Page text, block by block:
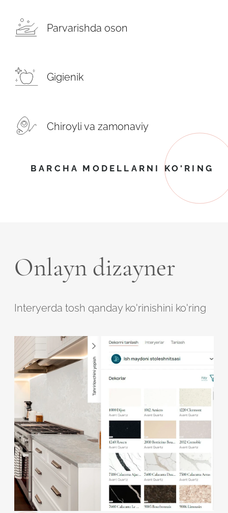
Parvarishda oson
Gigienik
Chiroyli va zamonaviy
BARCHA MODELLARNI KO'RING
Onlayn dizayner
Interyerda tosh qanday ko'rinishini ko'ring